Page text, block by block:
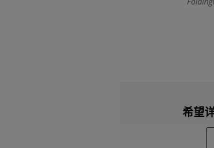
希望